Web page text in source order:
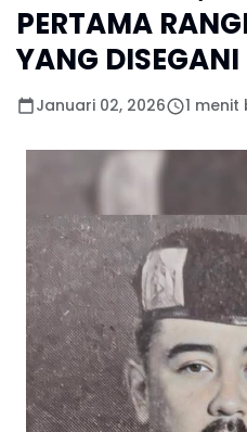
PERTAMA
YANG
Januari 02, 2026 1 menit